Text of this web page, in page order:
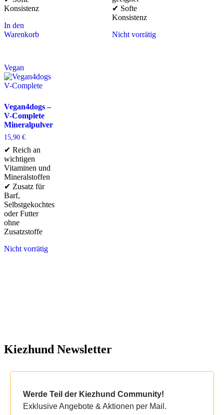
Konsistenz
In den
Warenkorb
✔ Softe
Konsistenz
Nicht vorrätig
Vegan
Vegan4dogs –
V-Complete
Mineralpulver
15,90 €
✔ Reich an
wichtigen
Vitaminen und
Mineralstoffen
✔ Zusatz für
Barf,
Selbstgekochtes
oder Futter
ohne
Zusatzstoffe
Nicht vorrätig
Kiezhund Newsletter
Werde Teil der Kiezhund Community!
Exklusive Angebote & Aktionen per Mail.